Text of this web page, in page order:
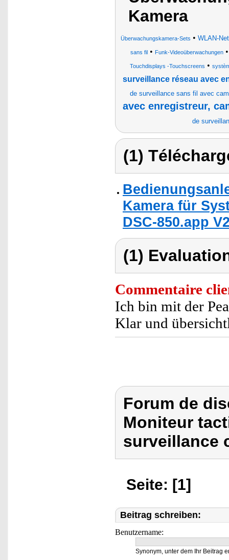
Kamera
Überwachungskamera-Sets • WLAN-
sans fil • Funk-Videoüberwachungen
Touchdisplays -Touchscreens •
surveillance réseau avec
de surveillance sans fil avec
avec enregistreur,
de
(1)
Kamera für
DSC-850.app
(1)
Commentaire
Ich bin mit der
Klar und
Forum de
Moniteur
surveillance
Seite: [1]
Beitrag schreiben:
Benutzername:
Synonym, unter dem Ihr Beitrag